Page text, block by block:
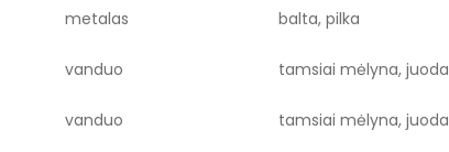
metalas balta, pilka
vanduo tamsiai mėlyna, juoda
vanduo tamsiai mėlyna, juoda